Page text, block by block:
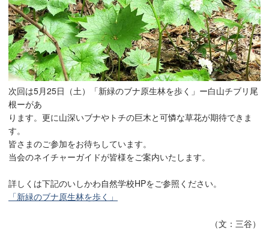
次回は5月25日（土）「新緑のブナ原生林を歩く」ー白山チブリ尾
根ーがあ
ります。更に山深いブナやトチの巨木と可憐な草花が期待できま
す。
皆さまのご参加をお待ちしています。
当会のネイチャーガイドが皆様をご案内いたします。
詳しくは下記のいしかわ自然学校HPをご参照ください。
「新緑のブナ原生林を歩く」
（文：三谷）